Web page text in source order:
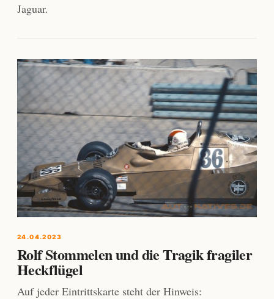
Jaguar.
24.04.2023
Rolf Stommelen und die Tragik fragiler
Heckflügel
Auf jeder Eintrittskarte steht der Hinweis: